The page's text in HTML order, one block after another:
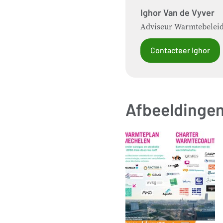
IghorVan de Vyver
Adviseur
Contacteer Ighor